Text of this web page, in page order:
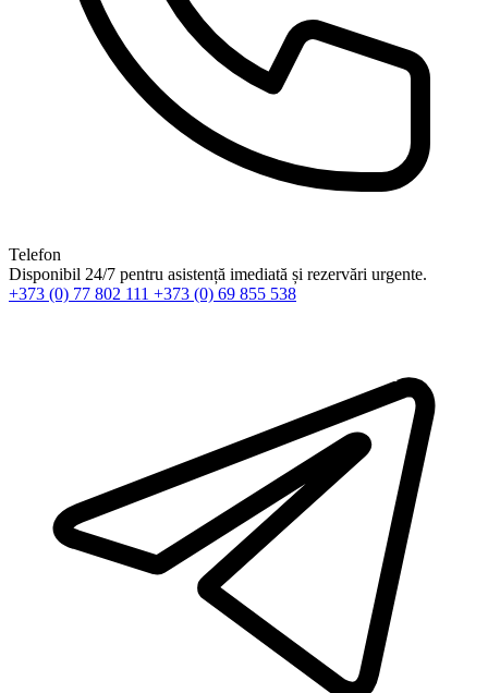
Telefon
Disponibil 24/7 pentru asistență imediată și rezervări urgente.
+373 (0) 77 802 111 +373 (0) 69 855 538